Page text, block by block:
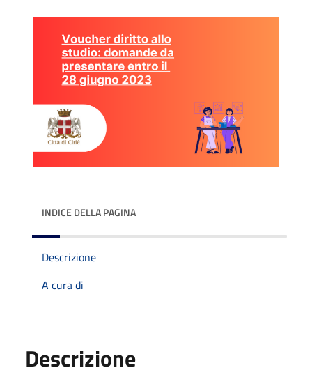
INDICE DELLA PAGINA
Descrizione
A cura di
Descrizione